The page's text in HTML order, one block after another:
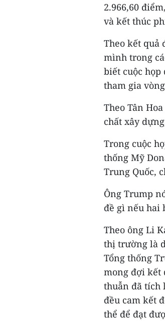
2.966,60
và kết thúc
Theo kết quả
mình trong
biết cuộc họp
tham gia
Theo Tân
chất xây
Trong cuộc
thống Mỹ
Trung Quốc,
Ông Trump
đề gì nếu hai
Theo ông Li
thị trường là
Tổng thống
mong đợi kết
thuẫn đã tích
đều cam kết
thể để đạt